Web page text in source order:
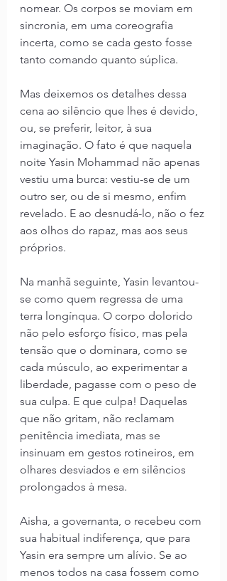
nomear. Os corpos se moviam em
sincronia, em uma coreografia
incerta, como se cada gesto fosse
tanto comando quanto súplica.
Mas deixemos os detalhes dessa
cena ao silêncio que lhes é devido,
ou, se preferir, leitor, à sua
imaginação. O fato é que naquela
noite Yasin Mohammad não apenas
vestiu uma burca: vestiu-se de um
outro ser, ou de si mesmo, enfim
revelado. E ao desnudá-lo, não o fez
aos olhos do rapaz, mas aos seus
próprios.
Na manhã seguinte, Yasin levantou-
se como quem regressa de uma
terra longínqua. O corpo dolorido
não pelo esforço físico, mas pela
tensão que o dominara, como se
cada músculo, ao experimentar a
liberdade, pagasse com o peso de
sua culpa. E que culpa! Daquelas
que não gritam, não reclamam
penitência imediata, mas se
insinuam em gestos rotineiros, em
olhares desviados e em silêncios
prolongados à mesa.
Aisha, a governanta, o recebeu com
sua habitual indiferença, que para
Yasin era sempre um alívio. Se ao
menos todos na casa fossem como